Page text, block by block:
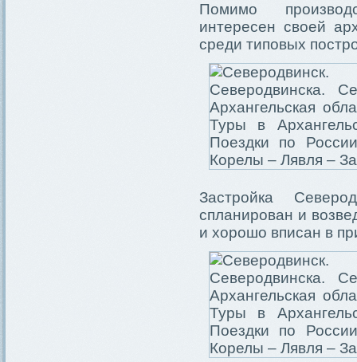
Помимо
интересен своей
среди типовых
Застройка
спланирован и
и хорошо вписан в